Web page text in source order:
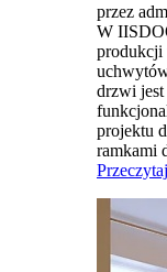
przez
W
produkcji
drzwi jest
projektu
ramkami